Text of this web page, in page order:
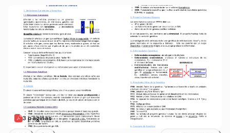
3 páginas